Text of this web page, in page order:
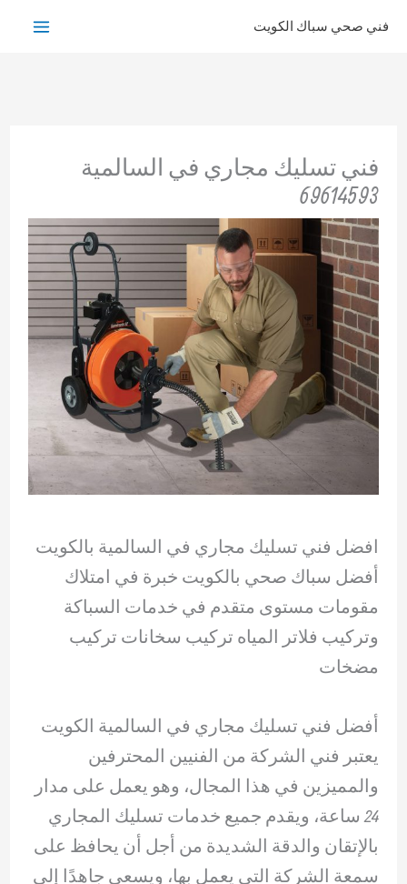
فني صحي سباك الكويت
فني تسليك مجاري في السالمية
69614593
افضل فني تسليك مجاري في السالمية بالكويت
أفضل سباك صحي بالكويت خبرة في امتلاك
مقومات مستوى متقدم في خدمات السباكة
وتركيب فلاتر المياه تركيب سخانات تركيب
مضخات
أفضل فني تسليك مجاري في السالمية الكويت
يعتبر فني الشركة من الفنيين المحترفين
والمميزين في هذا المجال، وهو يعمل على مدار
24 ساعة، ويقدم جميع خدمات تسليك المجاري
بالإتقان والدقة الشديدة من أجل أن يحافظ على
سمعة الشركة التي يعمل بها، ويسعى جاهدًا إلى